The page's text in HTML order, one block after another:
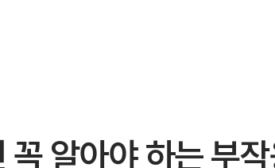
꼭 알아야 하는 부